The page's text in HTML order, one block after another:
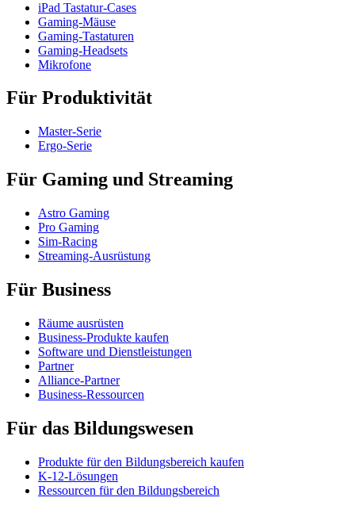
iPad Tastatur-Cases
Gaming-Mäuse
Gaming-Tastaturen
Gaming-Headsets
Mikrofone
Für Produktivität
Master-Serie
Ergo-Serie
Für Gaming und Streaming
Astro Gaming
Pro Gaming
Sim-Racing
Streaming-Ausrüstung
Für Business
Räume ausrüsten
Business-Produkte kaufen
Software und Dienstleistungen
Partner
Alliance-Partner
Business-Ressourcen
Für das Bildungswesen
Produkte für den Bildungsbereich kaufen
K-12-Lösungen
Ressourcen für den Bildungsbereich